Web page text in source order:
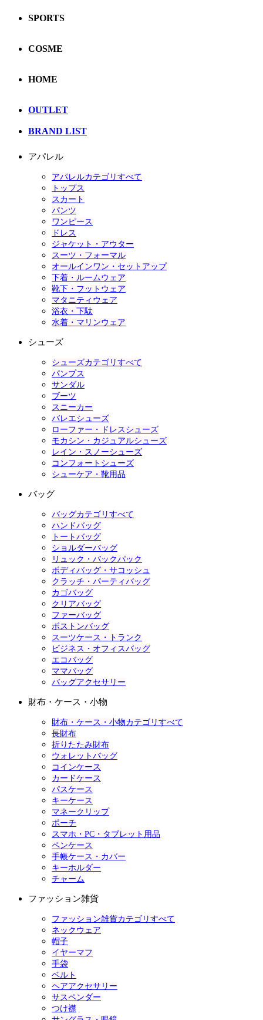
SPORTS
COSME
HOME
OUTLET
BRAND LIST
アパレル
アパレルカテゴリすべて
トップス
スカート
パンツ
ワンピース
ドレス
ジャケット・アウター
スーツ・フォーマル
オールインワン・セットアップ
下着・ルームウェア
靴下・フットウェア
マタニティウェア
浴衣・下駄
水着・マリンウェア
シューズ
シューズカテゴリすべて
パンプス
サンダル
ブーツ
スニーカー
バレエシューズ
ローファー・ドレスシューズ
モカシン・カジュアルシューズ
レイン・スノーシューズ
コンフォートシューズ
シューケア・靴用品
バッグ
バッグカテゴリすべて
ハンドバッグ
トートバッグ
ショルダーバッグ
リュック・バックパック
ボディバッグ・サコッシュ
クラッチ・パーティバッグ
カゴバッグ
クリアバッグ
ファーバッグ
ボストンバッグ
スーツケース・トランク
ビジネス・オフィスバッグ
エコバッグ
ママバッグ
バッグアクセサリー
財布・ケース・小物
財布・ケース・小物カテゴリすべて
長財布
折りたたみ財布
ウォレットバッグ
コインケース
カードケース
パスケース
キーケース
マネークリップ
ポーチ
スマホ・PC・タブレット用品
ペンケース
手帳ケース・カバー
キーホルダー
チャーム
ファッション雑貨
ファッション雑貨カテゴリすべて
ネックウェア
帽子
イヤーマフ
手袋
ベルト
ヘアアクセサリー
サスペンダー
つけ襟